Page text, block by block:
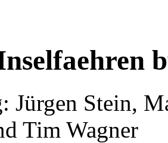
Jürgen Stein,
Tim Wagner